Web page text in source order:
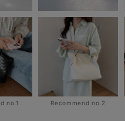
no.1 Recommend no.2